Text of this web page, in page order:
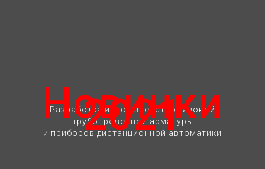
Разработка и производство газовой
трубопроводной арматуры
и приборов дистанционной автоматики
Новинки
2021